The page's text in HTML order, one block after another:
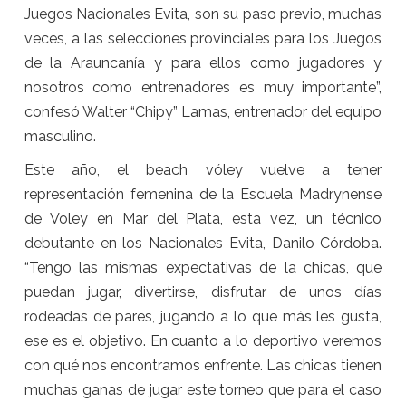
Juegos Nacionales Evita, son su paso previo, muchas
veces, a las selecciones provinciales para los Juegos
de la Arauncanía y para ellos como jugadores y
nosotros como entrenadores es muy importante”,
confesó Walter “Chipy” Lamas, entrenador del equipo
masculino.
Este año, el beach vóley vuelve a tener
representación femenina de la Escuela Madrynense
de Voley en Mar del Plata, esta vez, un técnico
debutante en los Nacionales Evita, Danilo Córdoba.
“Tengo las mismas expectativas de la chicas, que
puedan jugar, divertirse, disfrutar de unos días
rodeadas de pares, jugando a lo que más les gusta,
ese es el objetivo. En cuanto a lo deportivo veremos
con qué nos encontramos enfrente. Las chicas tienen
muchas ganas de jugar este torneo que para el caso